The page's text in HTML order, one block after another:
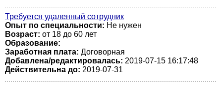
Требуется удаленный сотрудник
Опыт по специальности: Не нужен
Возраст: от 18 до 60 лет
Образование:
Заработная плата: Договорная
Добавлена/редактировалась: 2019-07-15 16:17:48
Действительна до: 2019-07-31